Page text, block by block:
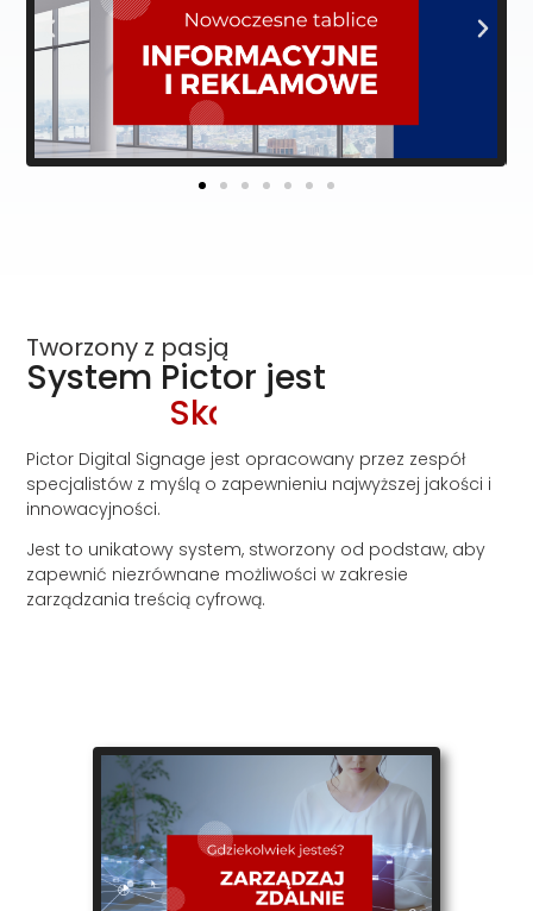
Tworzony z pasją
System Pictor jest
Ska w
Pictor Digital Signage jest opracowany przez zespół
specjalistów z myślą o zapewnieniu najwyższej jakości i
innowacyjności.
Jest to unikatowy system, stworzony od podstaw, aby
zapewnić niezrównane możliwości w zakresie
zarządzania treścią cyfrową.